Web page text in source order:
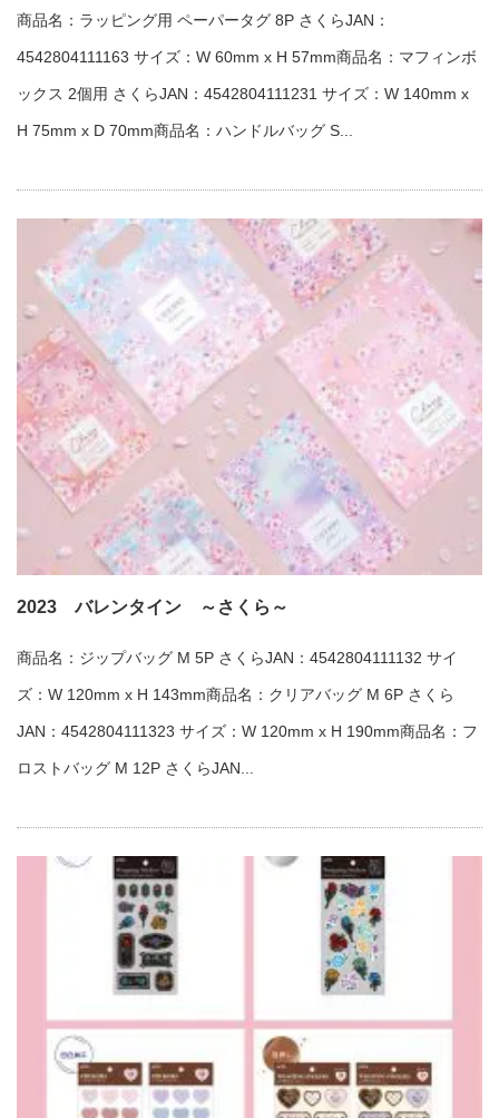
商品名：ラッピング用 ペーパータグ 8P さくらJAN：
4542804111163 サイズ：W 60mm x H 57mm商品名：マフィンボ
ックス 2個用 さくらJAN：4542804111231 サイズ：W 140mm x
H 75mm x D 70mm商品名：ハンドルバッグ S...
2023 バレンタイン ～さくら～
商品名：ジップバッグ M 5P さくらJAN：4542804111132 サイ
ズ：W 120mm x H 143mm商品名：クリアバッグ M 6P さくら
JAN：4542804111323 サイズ：W 120mm x H 190mm商品名：フ
ロストバッグ M 12P さくらJAN...